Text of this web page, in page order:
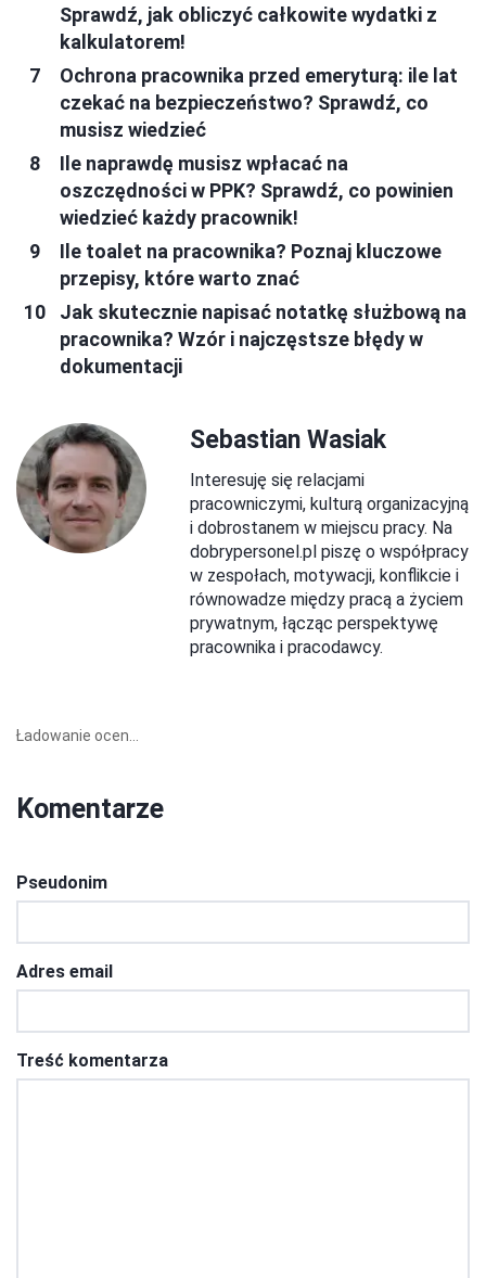
Sprawdź, jak obliczyć całkowite wydatki z
kalkulatorem!
Ochrona pracownika przed emeryturą: ile lat
czekać na bezpieczeństwo? Sprawdź, co
musisz wiedzieć
Ile naprawdę musisz wpłacać na
oszczędności w PPK? Sprawdź, co powinien
wiedzieć każdy pracownik!
Ile toalet na pracownika? Poznaj kluczowe
przepisy, które warto znać
Jak skutecznie napisać notatkę służbową na
pracownika? Wzór i najczęstsze błędy w
dokumentacji
Sebastian Wasiak
Interesuję się relacjami
pracowniczymi, kulturą organizacyjną
i dobrostanem w miejscu pracy. Na
dobrypersonel.pl piszę o współpracy
w zespołach, motywacji, konflikcie i
równowadze między pracą a życiem
prywatnym, łącząc perspektywę
pracownika i pracodawcy.
Ładowanie ocen...
Komentarze
Pseudonim
Adres email
Treść komentarza